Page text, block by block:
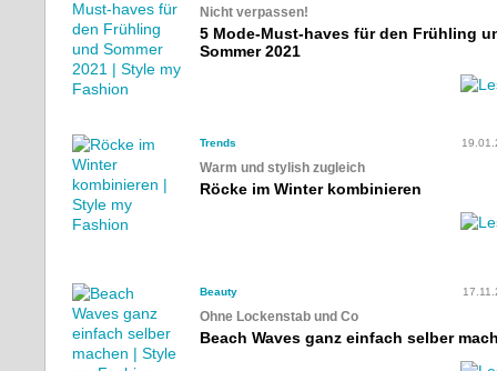
Nicht verpassen!
5 Mode-Must-haves für den Frühling
Sommer 2021
Trends
Warm und stylish zugleich
Röcke im Winter kombinieren
Beauty
Ohne Lockenstab und Co
Beach Waves ganz einfach selber